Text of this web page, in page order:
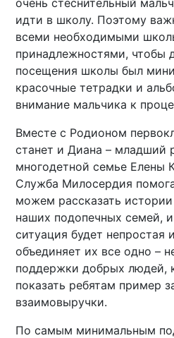
идти в школу. Поэтому
всеми необходимыми
принадлежностями, чтобы
посещения школы был
красочные тетрадки и
внимание мальчика к
Вместе с Родионом
станет и Диана – младший
многодетной семье Елены
Служба Милосердия
можем рассказать
наших подопечных семей,
ситуация будет непростая
объединяет их все одно –
поддержки добрых людей,
показать ребятам пример
взаимовыручки.
По самым минимальным